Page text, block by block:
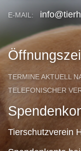
E-MAIL:
TERMINE AKTUELL
TELEFONISCHER
Tierschutzverein